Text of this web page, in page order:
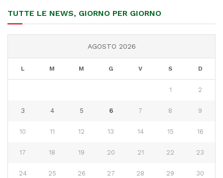
TUTTE LE NEWS, GIORNO PER GIORNO
AGOSTO 2026
L M M G V S D
1 2
3 4 5 6 7 8 9
10 11 12 13 14 15 16
17 18 19 20 21 22 23
24 25 26 27 28 29 30